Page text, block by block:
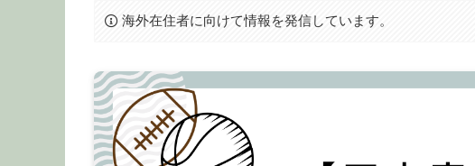
海外在住者に向けて情報を発信しています。